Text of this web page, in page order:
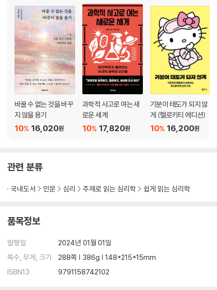
바꿀 수 없는 것을 바꾸
지 않을 용기
16,020원
10%
과학적 사고로 여는 새
로운 세계
17,820원
10%
기분이 태도가 되지 않
게 (헬로키티 에디션)
16,200원
10%
관련 분류
국내도서 인문 심리 주제로 읽는 심리학 쉽게 읽는 심리학
품목정보
발행일
2024년 01월 01일
쪽수, 무게, 크기
288쪽 | 386g | 148*215*15mm
ISBN13
9791158742102